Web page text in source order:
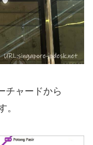
チャードから
。